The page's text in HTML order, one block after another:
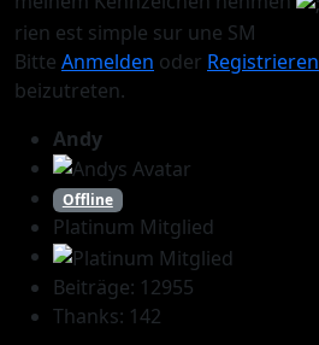
rien est simple sur une SM
Bitte Anmelden oder Registrieren
beizutreten.
Andy
Offline
Platinum Mitglied
Beiträge: 12955
Thanks: 142